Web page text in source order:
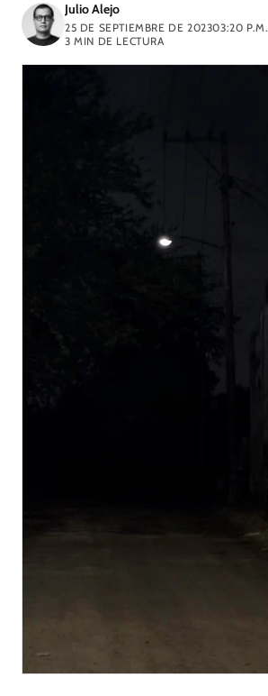
Julio Alejo
25 DE SEPTIEMBRE DE 202303:20 P.M.
3 MIN DE LECTURA